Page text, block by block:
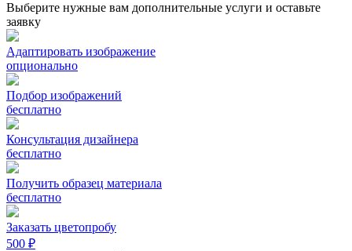
Выберите нужные вам дополнительные услуги и оставьте
заявку
Адаптировать изображение
опционально
Подбор изображений
бесплатно
Консультация дизайнера
бесплатно
Получить образец материала
бесплатно
Заказать цветопробу
500 ₽